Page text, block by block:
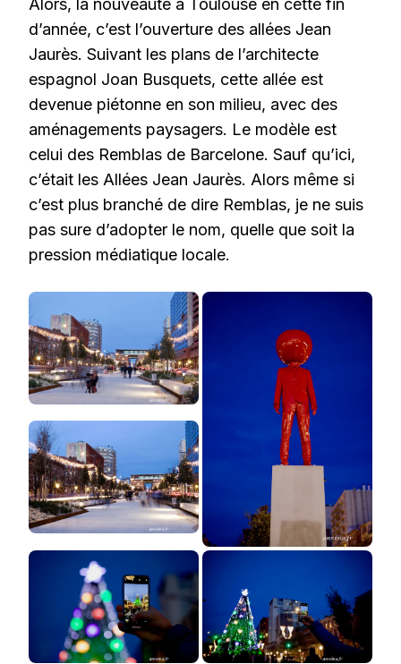
d’année, c’est l’ouverture des allées Jean
Jaurès. Suivant les plans de l’architecte
espagnol Joan Busquets, cette allée est
devenue piétonne en son milieu, avec des
aménagements paysagers. Le modèle est
celui des Remblas de Barcelone. Sauf qu’ici,
c’était les Allées Jean Jaurès. Alors même si
c’est plus branché de dire Remblas, je ne suis
pas sure d’adopter le nom, quelle que soit la
pression médiatique locale.